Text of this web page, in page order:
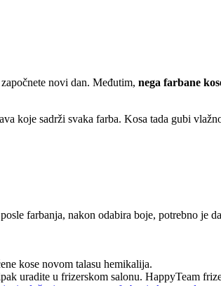
novi dan. Međutim, nega farbane
koje sadrži svaka farba. Kosa tada gubi
farbanja, nakon odabira boje, potrebno je
kose novom talasu hemikalija.
uradite u frizerskom salonu. HappyTeam